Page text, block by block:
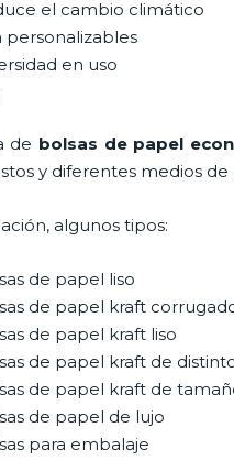
el cambio climático
personalizables
en uso
de bolsas de papel
y diferentes medios de
algunos tipos:
de papel liso
de papel kraft
de papel kraft liso
de papel kraft de
de papel kraft de
de papel de lujo
para embalaje